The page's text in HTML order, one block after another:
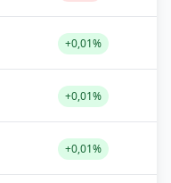
+0,01%
+0,01%
+0,01%